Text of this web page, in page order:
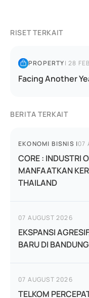
RISET TERKAIT
PROPERTY|28
Facing Another
BERITA TERKAIT
EKONOMI BISNIS |07
CORE : INDUSTRI
MANFAATKAN
THAILAND
07 AUGUST 2026
EKSPANSI
BARU DI
07 AUGUST 2026
TELKOM